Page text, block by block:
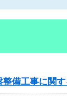
備工事に関